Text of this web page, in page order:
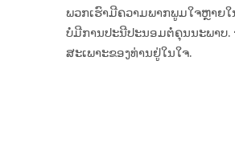
ພວກເຮົາມີຄວາມພາກພູມໃຈຫຼາຍ
ບໍ່ມີການປະນີປະນອມຕໍ່ຄຸນນະພາບ
ສະເພາະຂອງທ່ານຢູ່ໃນໃຈ.